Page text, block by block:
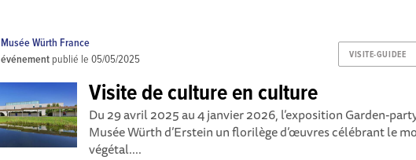
VISITE-GUIDEE
Musée Würth France
événement publié le05/05/2025
Visite de culture en culture
Du 29 avril 2025 au 4 janvier 2026, l’exposition Garden-
Musée Würth d’Erstein un florilège d’œuvres célébrant le
végétal....